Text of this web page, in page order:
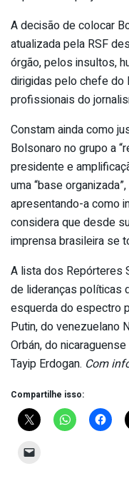
A decisão de colocar
atualizada pela RSF
órgão, pelos insultos,
dirigidas pelo chefe do
profissionais do
Constam ainda como
Bolsonaro no grupo a
presidente e
uma “base
apresentando-a como
considera que desde
imprensa brasileira se
A lista dos Repórteres
de lideranças políticas
esquerda do espectro
Putin, do venezuelano
Orbán, do
Tayip Erdogan. Com
Compartilhe isso: